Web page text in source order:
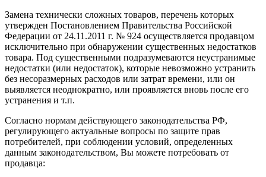
Замена технически сложных товаров, перечень которых
утвержден Постановлением Правительства Российской
Федерации от 24.11.2011 г. № 924 осуществляется продавцом
исключительно при обнаружении существенных недостатков
товара. Под существенными подразумеваются неустранимые
недостатки (или недостаток), которые невозможно устранить
без несоразмерных расходов или затрат времени, или он
выявляется неоднократно, или проявляется вновь после его
устранения и т.п.
Согласно нормам действующего законодательства РФ,
регулирующего актуальные вопросы по защите прав
потребителей, при соблюдении условий, определенных
данным законодательством, Вы можете потребовать от
продавца: